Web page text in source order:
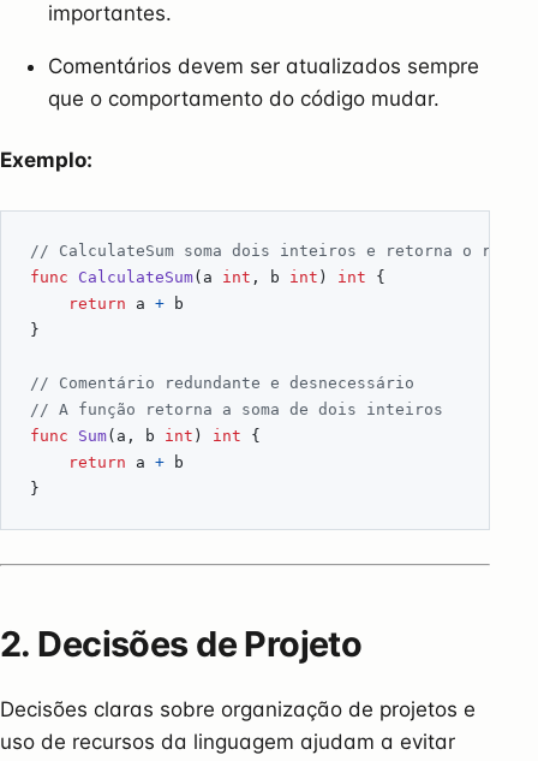
importantes.
Comentários devem ser atualizados sempre
que o comportamento do código mudar.
Exemplo:
// CalculateSum soma dois inteiros e retorna o
func
CalculateSum( a int , b int ) int
{
return
a +
b
}
// Comentário redundante e desnecessário
// A função retorna a soma de dois inteiros
func
Sum( a , b int ) int
{
return
a +
b
}
2. Decisões de Projeto
Decisões claras sobre organização de projetos e
uso de recursos da linguagem ajudam a evitar